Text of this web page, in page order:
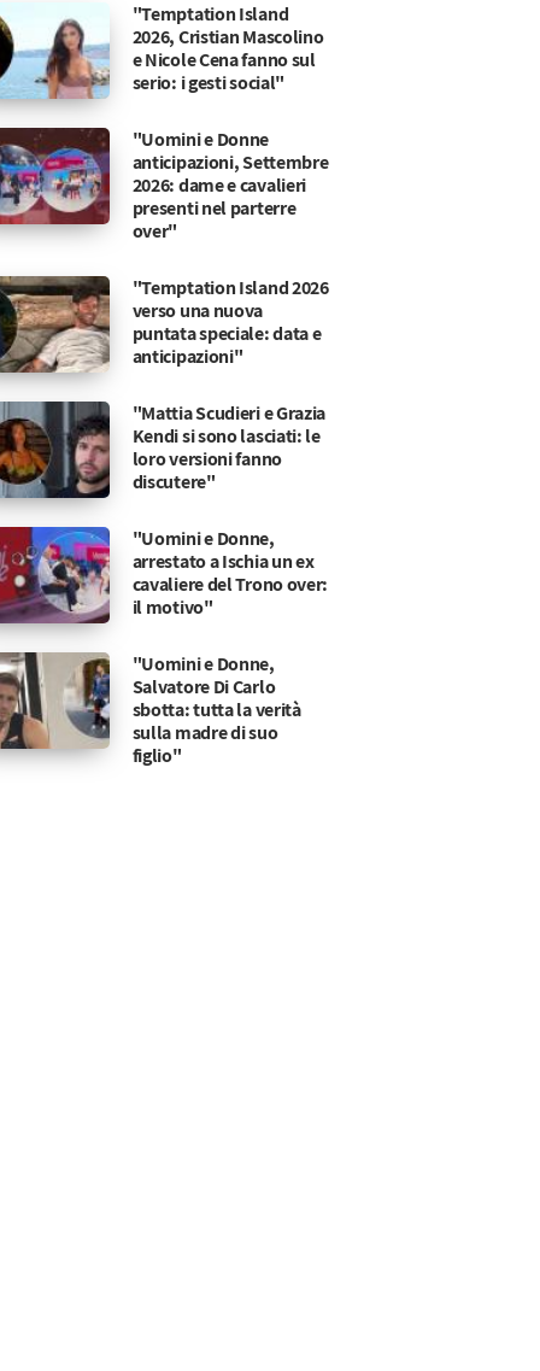
"Temptation Island
2026, Cristian Mascolino
e Nicole Cena fanno sul
serio: i gesti social"
"Uomini e Donne
anticipazioni, Settembre
2026: dame e cavalieri
presenti nel parterre
over"
"Temptation Island 2026
verso una nuova
puntata speciale: data e
anticipazioni"
"Mattia Scudieri e Grazia
Kendi si sono lasciati: le
loro versioni fanno
discutere"
"Uomini e Donne,
arrestato a Ischia un ex
cavaliere del Trono over:
il motivo"
"Uomini e Donne,
Salvatore Di Carlo
sbotta: tutta la verità
sulla madre di suo
figlio"